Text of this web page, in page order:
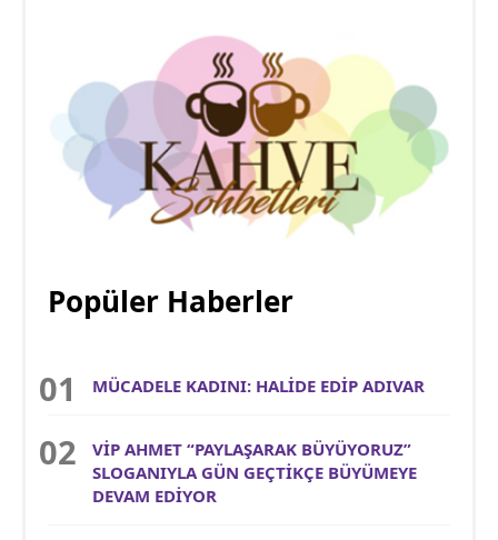
Popüler Haberler
MÜCADELE KADINI: HALİDE EDİP ADIVAR
VİP AHMET “PAYLAŞARAK BÜYÜYORUZ”
SLOGANIYLA GÜN GEÇTİKÇE BÜYÜMEYE
DEVAM EDİYOR